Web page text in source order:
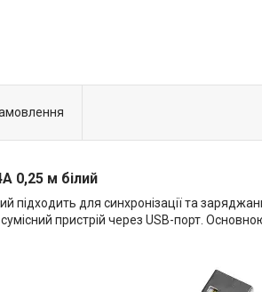
0,25 м білий
підходить для синхронізації та
пристрій через USB-порт.